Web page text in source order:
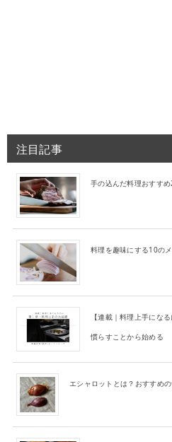
注目記事
手の込んだ料理おすす
料理を趣味にする10の
【連載｜料理上手にな
慣らすことから始める
エシャロットとは？おすすめ